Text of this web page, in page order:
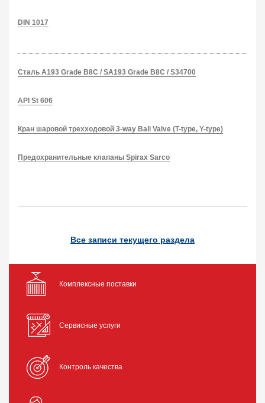
DIN 1017
Сталь A193 Grade B8C / SA193 Grade B8C / S34700
API St 606
Кран шаровой трехходовой 3-way Ball Valve (T-type, Y-type)
Предохранительные клапаны Spirax Sarco
Все записи текущего раздела
Комплексные поставки
Сервисные услуги
Контроль качества